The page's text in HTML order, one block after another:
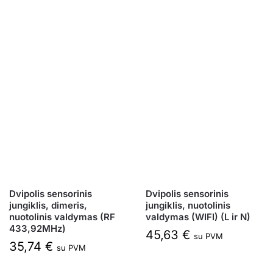
Dvipolis sensorinis
jungiklis, dimeris,
nuotolinis valdymas (RF
433,92MHz)
35,74 € su PVM
Dvipolis sensorinis
jungiklis, nuotolinis
valdymas (WIFI) (L ir N)
45,63 € su PVM